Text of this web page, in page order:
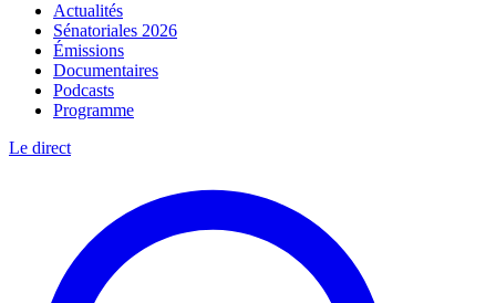
Actualités
Sénatoriales 2026
Émissions
Documentaires
Podcasts
Programme
Le direct